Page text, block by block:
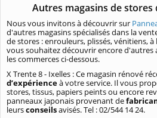
Autres magasins de
Nous vous invitons à découvrir sur
d'autres magasins spécialisés dans la
de stores : enrouleurs, plissés, vénitiens, à
vous souhaitez découvrir encore d'autres
les commerces ci-dessous.
X Trente 8 - Ixelles : Ce magasin rénové
d’expérienceà votre service. Il vous
stores, tissus, papiers peints ou encore
panneaux japonais provenant de
leursconseilsavisés. Tel : 02/544 14 24.